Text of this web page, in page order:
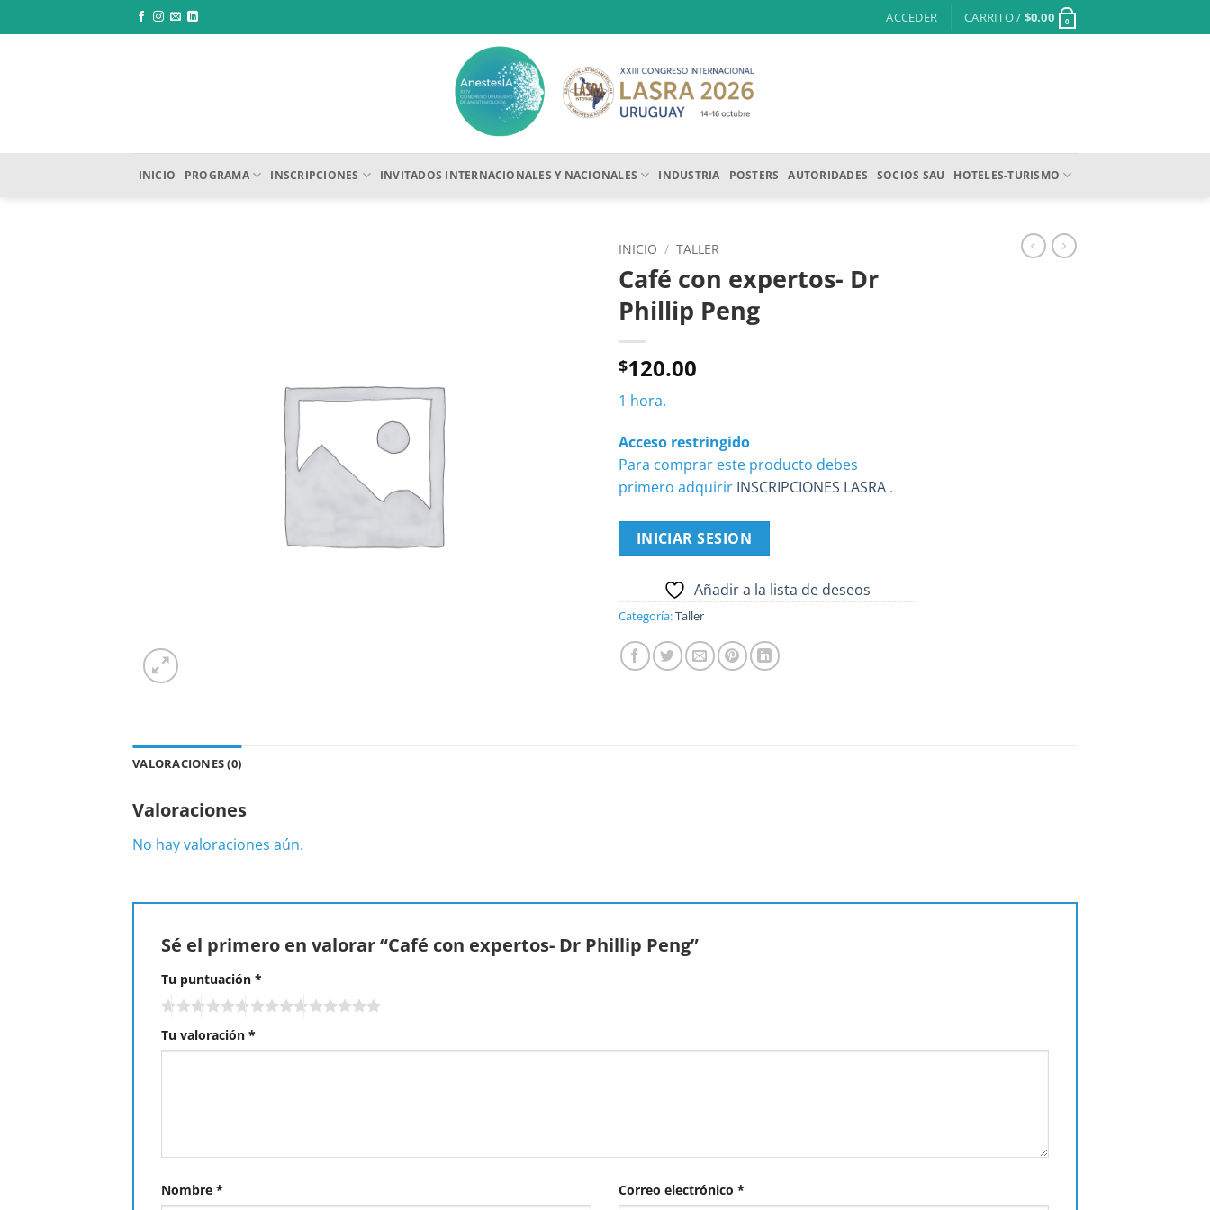
al
ACCEDER CARRITO / $0.00 0
INICIO PROGRAMA INSCRIPCIONES INVITADOS INTERNACIONALES Y NACIONALES INDUSTRIA POSTERS AUTORIDADES SOCIOS SAU HOTELES-TURISMO
INICIO / TALLER
Café con expertos- Dr
Phillip Peng
$120.00
1 hora.
Acceso restringido
Para comprar este producto debes
primero adquirir INSCRIPCIONES LASRA .
INICIAR SESION
Añadir a la lista de deseos
Categoría:Taller
VALORACIONES (0)
Valoraciones
No hay valoraciones aún.
Sé el primero en valorar “Café con expertos- Dr Phillip Peng”
Tu puntuación *
Tu valoración *
Nombre * Correo electrónico *